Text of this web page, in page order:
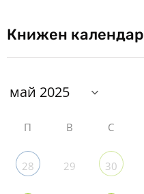
Книжен календар
П В С
28 29 30